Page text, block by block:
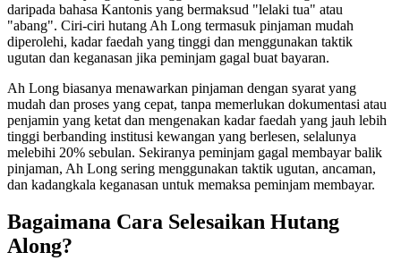
daripada bahasa Kantonis yang bermaksud "lelaki tua" atau
"abang". Ciri-ciri hutang Ah Long termasuk pinjaman mudah
diperolehi, kadar faedah yang tinggi dan menggunakan taktik
ugutan dan keganasan jika peminjam gagal buat bayaran.
Ah Long biasanya menawarkan pinjaman dengan syarat yang
mudah dan proses yang cepat, tanpa memerlukan dokumentasi atau
penjamin yang ketat dan mengenakan kadar faedah yang jauh lebih
tinggi berbanding institusi kewangan yang berlesen, selalunya
melebihi 20% sebulan. Sekiranya peminjam gagal membayar balik
pinjaman, Ah Long sering menggunakan taktik ugutan, ancaman,
dan kadangkala keganasan untuk memaksa peminjam membayar.
Bagaimana Cara Selesaikan Hutang
Along?